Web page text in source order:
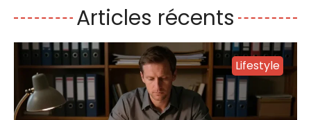
Articles récents
Lifestyle